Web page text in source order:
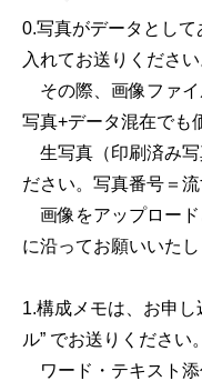
0.写真がデータとし
入れてお送りください
その際、画像ファイ
写真+データ混在でも
生写真（印刷済み写
ださい。写真番号＝
画像をアップロード
に沿ってお願いいたし
1.構成メモは、お申
ル” でお送りください。
ワード・テキスト添